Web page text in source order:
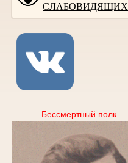
СЛАБОВИДЯЩИХ
Бессмертный полк